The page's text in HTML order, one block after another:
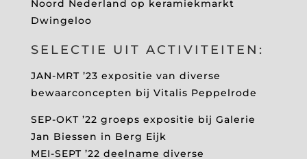
Noord Nederland op keramiekmarkt
Dwingeloo
SELECTIE UIT ACTIVITEITEN:
JAN-MRT ’23 expositie van diverse
bewaarconcepten bij Vitalis Peppelrode
SEP-OKT ’22 groeps expositie bij Galerie
Jan Biessen in Berg Eijk
MEI-SEPT ’22 deelname diverse